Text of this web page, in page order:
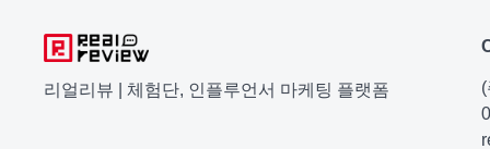
리얼리뷰 | 체험단, 인플루언서 마케팅 플랫폼